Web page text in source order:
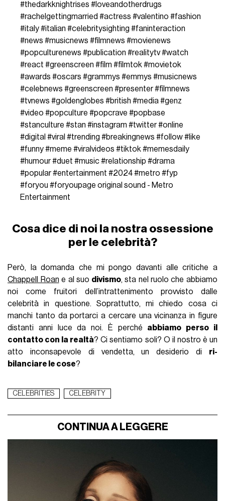
#thedarkknightrises #loveandotherdrugs
#rachelgettingmarried #actress #valentino #fashion
#italy#italian #celebritysighting #faninteraction
#news #musicnews #filmnews #movienews
#popculturenews #publication #realitytv#watch
#react #greenscreen #film #filmtok#movietok
#awards #oscars #grammys #emmys #musicnews
#celebnews #greenscreen #presenter#filmnews
#tvnews #goldenglobes #british #media#genz
#video #popculture #popcrave #popbase
#stanculture #stan #instagram #twitter#online
#digital #viral #trending #breakingnews #follow#like
#funny#meme #viralvideos #tiktok#memesdaily
#humour#duet #music#relationship #drama
#popular#entertainment #2024#metro #fyp
#foryou #foryoupage original sound - Metro
Entertainment
Cosa dice di noi la nostra ossessione
per le celebrità?
Però, la domanda che mi pongo davanti alle critiche a
Chappell Roan e al suo divismo, sta nel ruolo che abbiamo
noi come fruitori dell’intrattenimento provvisto dalle
celebrità in questione. Soprattutto, mi chiedo cosa ci
manchi tanto da portarci a cercare una vicinanza in figure
distanti anni luce da noi. È perché abbiamo perso il
contatto con la realtà? Ci sentiamo soli? O il nostro è un
atto inconsapevole di vendetta, un desiderio di ri-
bilanciare le cose?
CELEBRITIES CELEBRITY
CONTINUA A LEGGERE